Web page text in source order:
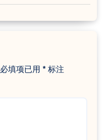
必填项已用 *标注